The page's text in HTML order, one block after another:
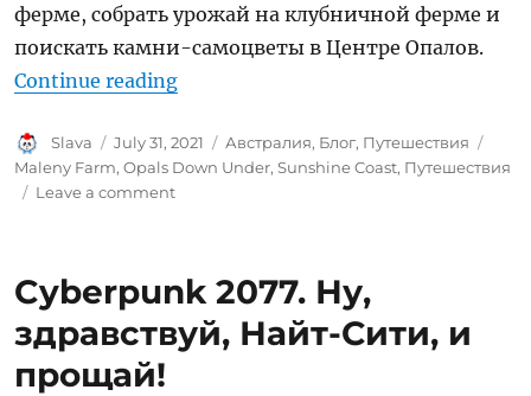
ферме, собрать урожай на клубничной ферме и
поискать камни-самоцветы в Центре Опалов.
Continue reading“Два дня путешествий вокруг
Author
Slava
Posted
on
July 31, 2021 Categories
Австралия, Блог, Путешествия
Maleny Farm,Opals Down Under,Sunshine Coast, Путешествия
Leave a commenton
вокруг
Coast
Cyberpunk 2077. Ну,
здравствуй, Найт-Сити, и
прощай!